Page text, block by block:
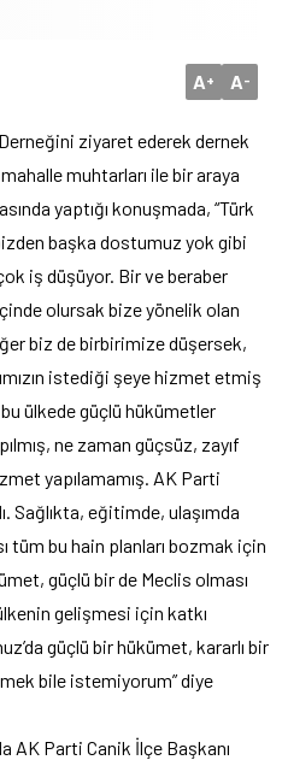
A+ A-
ziyaret ederek dernek
muhtarları ile bir araya
yaptığı konuşmada, “Türk
başka dostumuz yok gibi
iş düşüyor. Bir ve beraber
olursak bize yönelik olan
biz de birbirimize düşersek,
istediği şeye hizmet etmiş
ülkede güçlü hükümetler
ne zaman güçsüz, zayıf
yapılamamış. AK Parti
Sağlıkta, eğitimde, ulaşımda
tüm bu hain planları bozmak için
güçlü bir de Meclis olması
gelişmesi için katkı
güçlü bir hükümet, kararlı bir
bile istemiyorum” diye
AK Parti Canik İlçe Başkanı